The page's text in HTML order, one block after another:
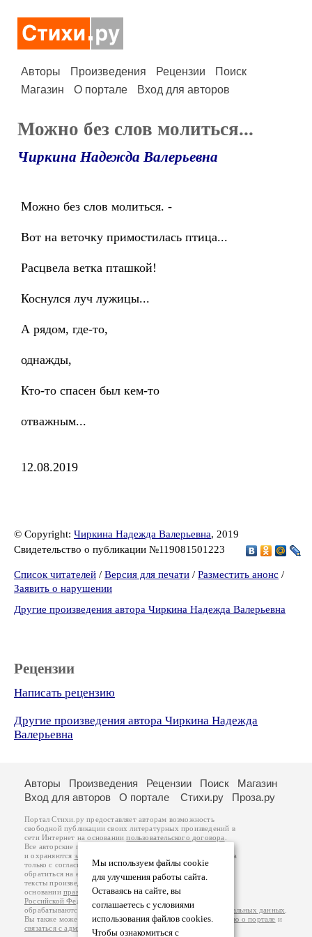
Авторы Произведения Рецензии
Поиск
Магазин
О портале Вход для авторов
Можно без слов молиться...
Чиркина Надежда Валерьевна
Можно без слов молиться. -
Вот на веточку примостилась птица...
Расцвела ветка пташкой!
Коснулся луч лужицы...
А рядом, где-то,
однажды,
Кто-то спасен был кем-то
отважным...
12.08.2019
© Copyright: Чиркина Надежда Валерьевна, 2019
Свидетельство о публикации №119081501223
Список читателей / Версия для печати / Разместить анонс /
Заявить о нарушении
Другие произведения автора Чиркина Надежда Валерьевна
Рецензии
Написать рецензию
Другие произведения автора Чиркина Надежда
Валерьевна
Мы используем файлы cookie
для улучшения работы сайта.
Оставаясь на сайте, вы
соглашаетесь с условиями
использования файлов cookies.
Чтобы ознакомиться с
Авторы Произведения Рецензии Поиск
Магазин
Вход для авторов
О портале Стихи.ру Проза.ру
Портал Стихи.ру предоставляет авторам возможность
свободной публикации своих литературных произведений в
сети Интернет на основаниипользовательского договора
Все авторские права на произведения принадлежат авторам
и охраняются законом
. Перепечатка произведений возможна
только с согласия его автора, к которому вы можете
обратиться на его авторской странице. Ответственность за
тексты произведений авторы несут самостоятельно на
основанииправил публикацииизаконодательства
Российской Федерации
обрабатываются на основанииПолитики обработки персональных данных
Вы также можете посмотреть более подробнуюинформацию о портале и
связаться с администрацией